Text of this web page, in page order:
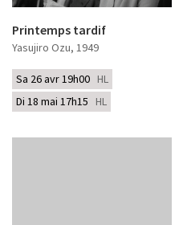
Printemps tardif
Yasujiro Ozu, 1949
Sa 26 avr 19h00 HL
Di 18 mai 17h15 HL